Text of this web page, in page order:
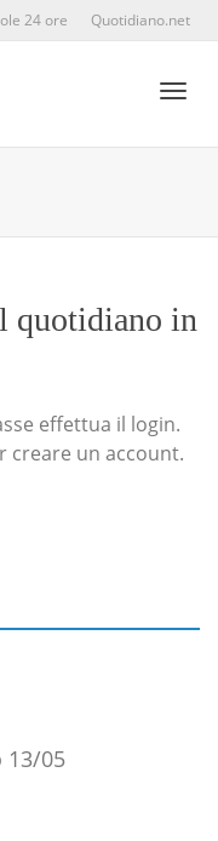
24 ore Quotidiano.net
quotidiano in
effettua il login.
creare un account.
13/05